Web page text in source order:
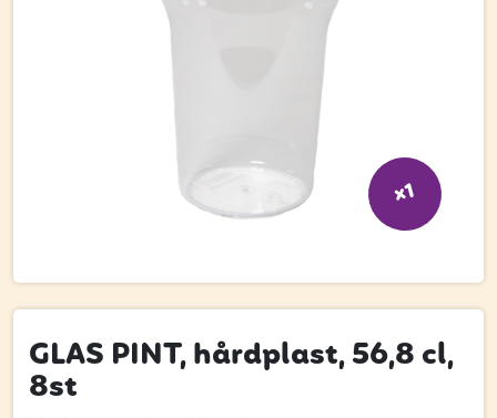
Hitta din grossist
Event
Logga in
x1
GLAS PINT, hårdplast, 56,8 cl,
8st